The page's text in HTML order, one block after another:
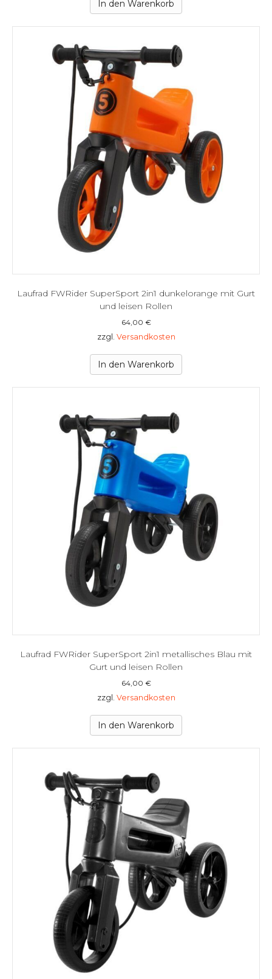
In den Warenkorb
Laufrad FWRider SuperSport 2in1 dunkelorange mit Gurt
und leisen Rollen
64,00 €
zzgl. Versandkosten
In den Warenkorb
Laufrad FWRider SuperSport 2in1 metallisches Blau mit
Gurt und leisen Rollen
64,00 €
zzgl. Versandkosten
In den Warenkorb